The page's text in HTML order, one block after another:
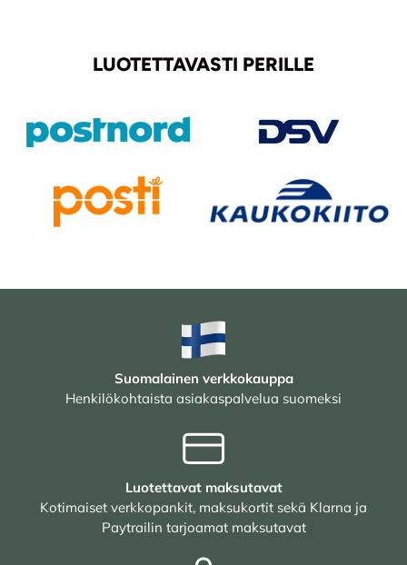
LUOTETTAVASTI PERILLE
Suomalainen verkkokauppa
Henkilökohtaista asiakaspalvelua suomeksi
Luotettavat maksutavat
Kotimaiset verkkopankit, maksukortit sekä Klarna ja
Paytrailin tarjoamat maksutavat